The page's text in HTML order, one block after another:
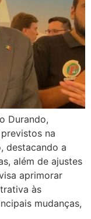
Durando,
na
destacando a
além de ajustes
aprimorar
às
mudanças,